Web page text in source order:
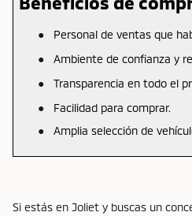
●
Personal de ventas que
●
Ambiente de confianza y
●
Transparencia en todo el
●
Facilidad para comprar.
●
Amplia selección de
Si estás en Joliet y buscas un